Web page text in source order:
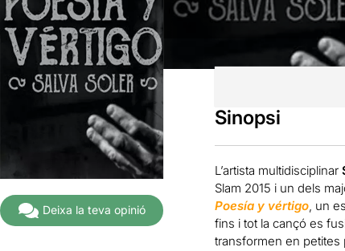
Deixa la teva opinió
Sinopsi
L’artista multidisciplinar
Slam 2015 i un dels
Poesía y vértigo, un
fins i tot la cançó es
transformen en petites